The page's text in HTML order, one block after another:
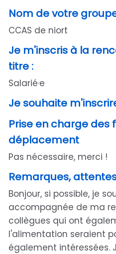
Nom de votre
CCAS de niort
Je m'inscris à la
titre :
Salarié·e
Je souhaite
Prise en charge des
déplacement
Pas nécessaire, merci !
Remarques,
Bonjour, si possible, je
accompagnée de ma
collègues qui ont
l'alimentation seraient
également intéressées.